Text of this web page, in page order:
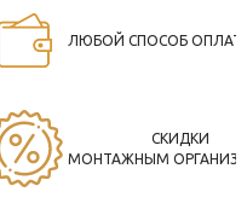
ЛЮБОЙ СПОСОБ
СКИДКИ
МОНТАЖНЫМ